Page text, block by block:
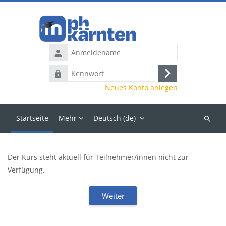
Anmeldename
Kennwort
Anmelden
Neues Konto anlegen
Startseite Mehr Deutsch ‎(de)‎
Kurse
Der Kurs steht aktuell für Teilnehmer/innen nicht zur
Verfügung.
Weiter